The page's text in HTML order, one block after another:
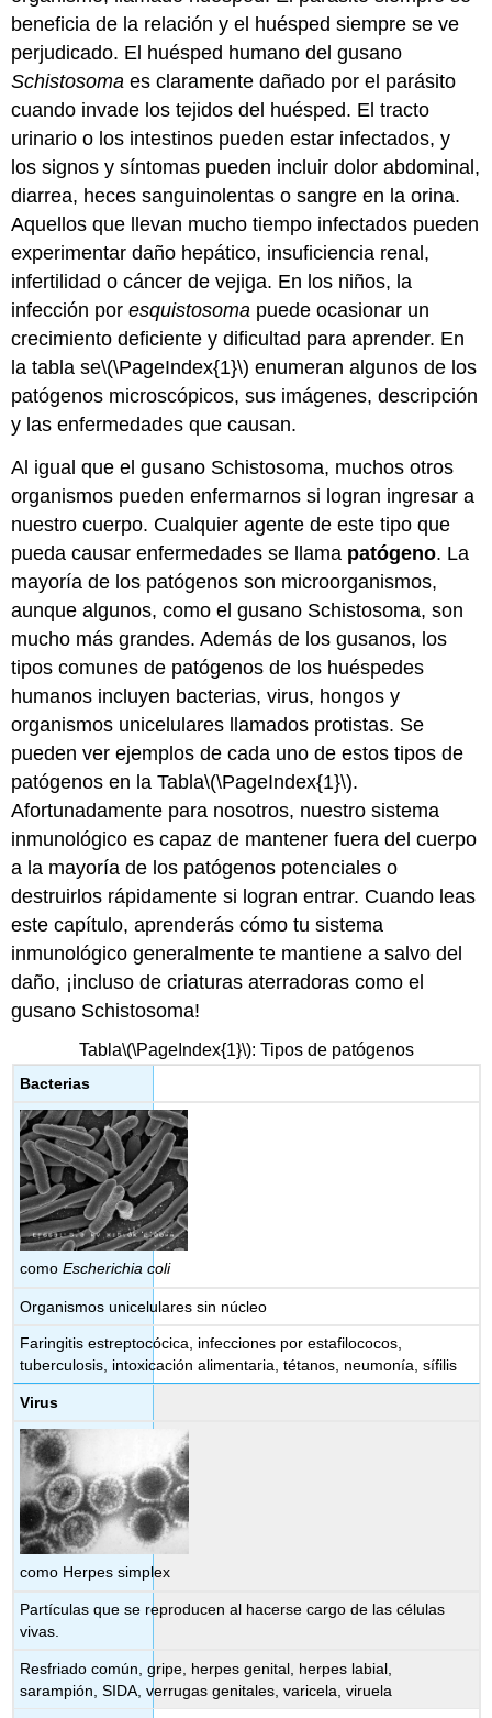
beneficia de la relación y el huésped siempre se ve
perjudicado. El huésped humano del gusano
Schistosoma es claramente dañado por el parásito
cuando invade los tejidos del huésped. El tracto
urinario o los intestinos pueden estar infectados, y
los signos y síntomas pueden incluir dolor abdominal,
diarrea, heces sanguinolentas o sangre en la orina.
Aquellos que llevan mucho tiempo infectados pueden
experimentar daño hepático, insuficiencia renal,
infertilidad o cáncer de vejiga. En los niños, la
infección poresquistosoma puede ocasionar un
crecimiento deficiente y dificultad para aprender. En
la tabla se\(\PageIndex{1}\) enumeran algunos de los
patógenos microscópicos, sus imágenes, descripción
y las enfermedades que causan.
Al igual que el gusano Schistosoma, muchos otros
organismos pueden enfermarnos si logran ingresar a
nuestro cuerpo. Cualquier agente de este tipo que
pueda causar enfermedades se llama patógeno. La
mayoría de los patógenos son microorganismos,
aunque algunos, como el gusano Schistosoma, son
mucho más grandes. Además de los gusanos, los
tipos comunes de patógenos de los huéspedes
humanos incluyen bacterias, virus, hongos y
organismos unicelulares llamados protistas. Se
pueden ver ejemplos de cada uno de estos tipos de
patógenos en la Tabla\(\PageIndex{1}\).
Afortunadamente para nosotros, nuestro sistema
inmunológico es capaz de mantener fuera del cuerpo
a la mayoría de los patógenos potenciales o
destruirlos rápidamente si logran entrar. Cuando leas
este capítulo, aprenderás cómo tu sistema
inmunológico generalmente te mantiene a salvo del
daño, ¡incluso de criaturas aterradoras como el
gusano Schistosoma!
Tabla\(\PageIndex{1}\): Tipos de patógenos
Bacterias
comoEscherichia coli
Organismos unicelulares sin núcleo
Faringitis estreptocócica, infecciones por estafilococos,
tuberculosis, intoxicación alimentaria, tétanos, neumonía, sífilis
Virus
como Herpes simplex
Partículas que se reproducen al hacerse cargo de las células
vivas.
Resfriado común, gripe, herpes genital, herpes labial,
sarampión, SIDA, verrugas genitales, varicela, viruela